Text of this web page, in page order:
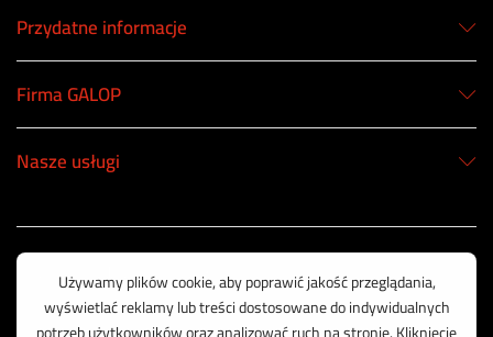
Przydatne informacje
Firma GALOP
Nasze usługi
Korzystamy z bezpiecznych płatności